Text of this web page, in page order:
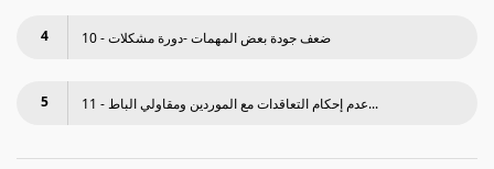
4 10 - ضعف جودة بعض المھمات -دورة مشكلات
5 11 - عدم إحكام التعاقدات مع الموردين ومقاولي الباط...